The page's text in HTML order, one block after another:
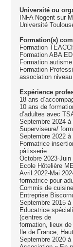
Université ou
INFA Nogent sur
Université
Formation(s)
Formation
Formation ABA
Formation
Formation
association
Expérience
18 ans
10 ans de
d’adultes avec
Septembre 2024 à
Superviseure/
Septembre 2022 à
Formatrice
pâtisserie
Octobre 2023-
Ecole Hôtelière
Avril 2022-Mai
formatrice pour
Commis de
Entreprise
Septembre 2015 à
Educatrice
(centres de
formation, lieux
Ile de France,
Septembre 2020